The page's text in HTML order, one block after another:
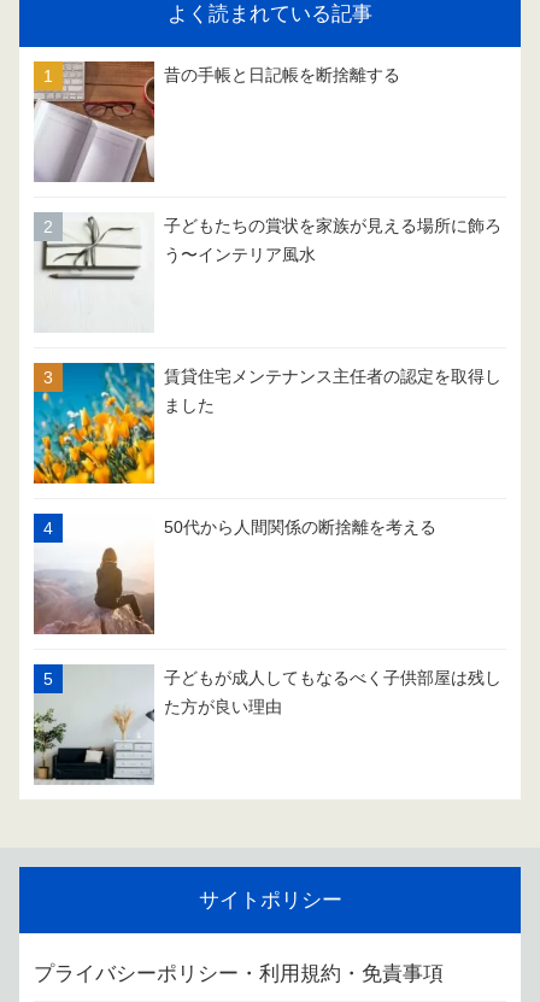
よく読まれている記事
昔の手帳と日記帳を断捨離する
子どもたちの賞状を家族が見える場所に飾ろ
う〜インテリア風水
賃貸住宅メンテナンス主任者の認定を取得し
ました
50代から人間関係の断捨離を考える
子どもが成人してもなるべく子供部屋は残し
た方が良い理由
サイトポリシー
プライバシーポリシー・利用規約・免責事項